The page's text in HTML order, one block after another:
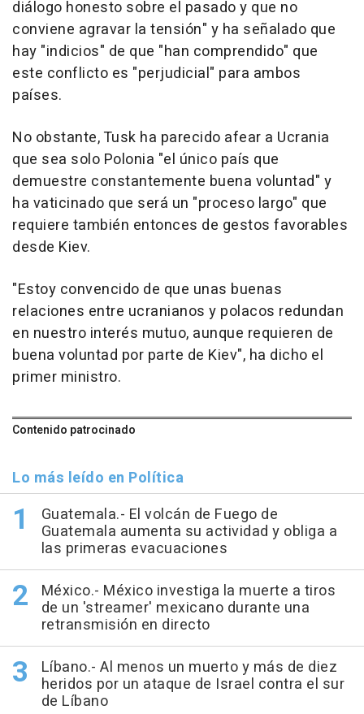
diálogo honesto sobre el pasado y que no
conviene agravar la tensión" y ha señalado que
hay "indicios" de que "han comprendido" que
este conflicto es "perjudicial" para ambos
países.
No obstante, Tusk ha parecido afear a Ucrania
que sea solo Polonia "el único país que
demuestre constantemente buena voluntad" y
ha vaticinado que será un "proceso largo" que
requiere también entonces de gestos favorables
desde Kiev.
"Estoy convencido de que unas buenas
relaciones entre ucranianos y polacos redundan
en nuestro interés mutuo, aunque requieren de
buena voluntad por parte de Kiev", ha dicho el
primer ministro.
Contenido patrocinado
Lo más leído en Política
Guatemala.- El volcán de Fuego de
Guatemala aumenta su actividad y obliga a
las primeras evacuaciones
México.- México investiga la muerte a tiros
de un 'streamer' mexicano durante una
retransmisión en directo
Líbano.- Al menos un muerto y más de diez
heridos por un ataque de Israel contra el sur
de Líbano